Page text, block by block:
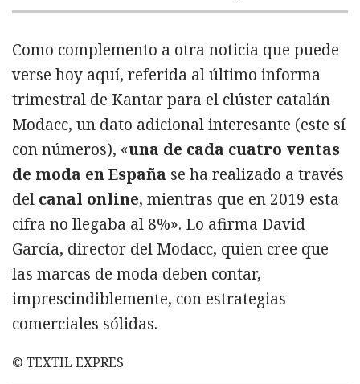
Como complemento a otra noticia que puede
verse hoy aquí, referida al último informa
trimestral de Kantar para el clúster catalán
Modacc, un dato adicional interesante (este sí
con números), «una de cada cuatro ventas
de moda en España se ha realizado a través
del canal online, mientras que en 2019 esta
cifra no llegaba al 8%». Lo afirma David
García, director del Modacc, quien cree que
las marcas de moda deben contar,
imprescindiblemente, con estrategias
comerciales sólidas.
© TEXTIL EXPRES